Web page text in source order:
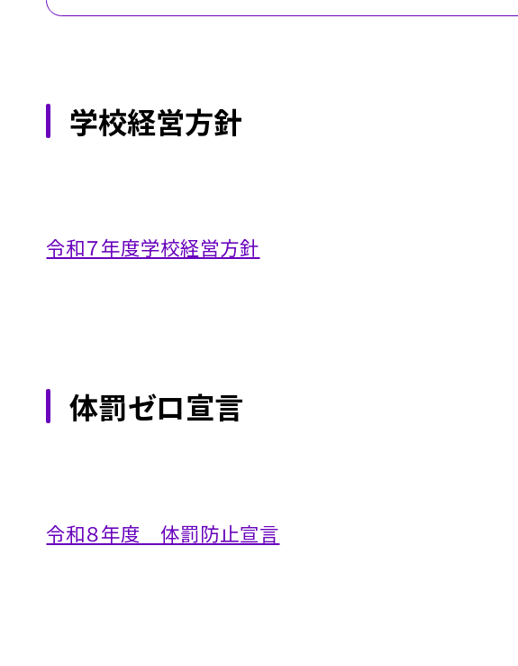
学校経営方針
令和７年度学校経営方針
体罰ゼロ宣言
令和８年度 体罰防止宣言